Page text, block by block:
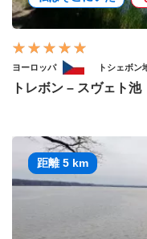
ヨーロッパ トシェボン
トレボン – スヴェト池
距離 5 km